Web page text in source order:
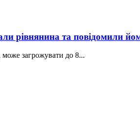
рівнянина та повідомили
може загрожувати до 8...